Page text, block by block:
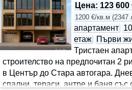
Цена: 123 600
1200 €/кв.м (2347
апартамент
етаж
Първи
Тристаен
строителство на предпочитан 2
в Център до Стара автогара.
спални, тераси, антре и баня със